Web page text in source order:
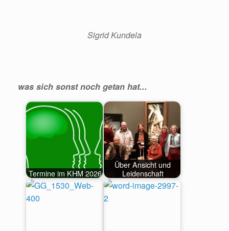
Sigrid Kundela
was sich sonst noch getan hat...
Termine im KHM 2026
Über Ansicht und
Leidenschaft